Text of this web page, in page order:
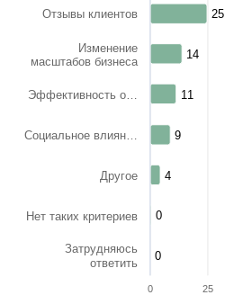
25
25
14
14
11
11
9
9
4
4
0
0
0
0
Отзывы клиентов
Изменение
масштабов бизнеса
Эффективность о…
Социальное влиян…
Другое
Нет таких критериев
Затрудняюсь
ответить
0 25